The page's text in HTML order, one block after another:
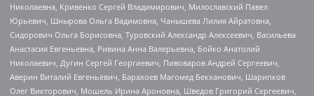
Николаевна, Кривенко Сергей Владимирович, Милославский Павел
Юрьевич, Шнырова Ольга Вадимовна, Чанышева Лилия Айратовна,
Сидорович Ольга Борисовна, Туровский Александр Алексеевич, Васильева
Анастасия Евгеньевна, Ривина Анна Валерьевна, Бойко Анатолий
Николаевич, Дугин Сергей Георгиевич, Пивоваров Андрей Сергеевич,
Аверин Виталий Евгеньевич, Барахоев Магомед Бекханович, Шарипков
Олег Викторович, Мошель Ирина Ароновна, Шведов Григорий Сергеевич,